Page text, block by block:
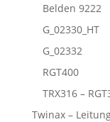
Belden 9222
G_02330_HT
G_02332
RGT400
TRX316 –
Twinax –